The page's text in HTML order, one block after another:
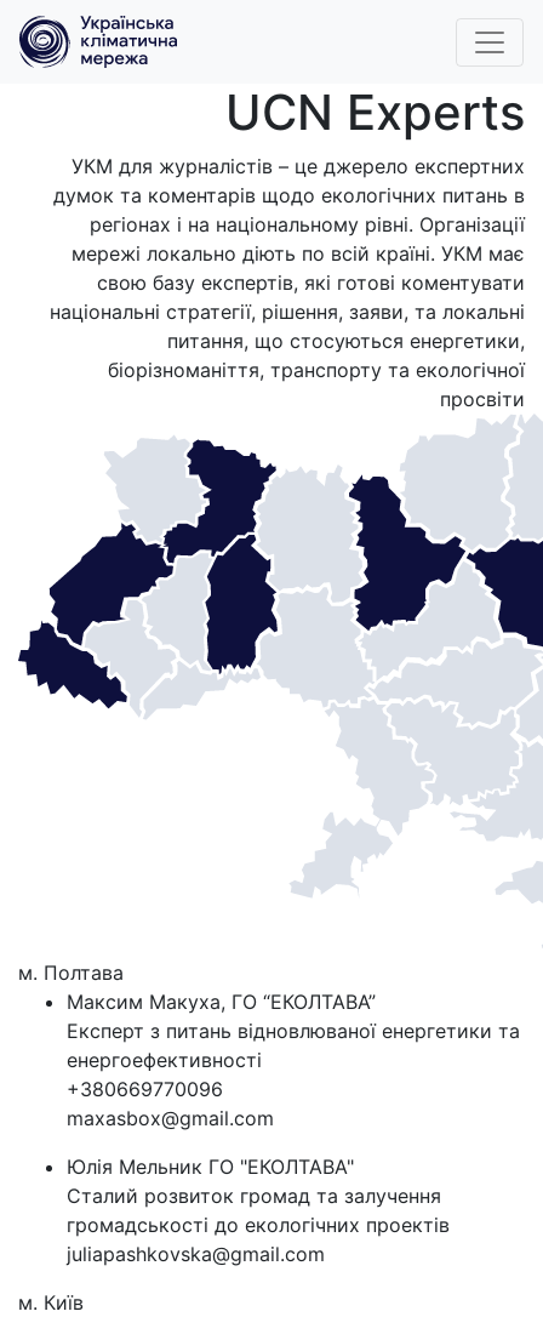
UCN Experts
УКМ для журналістів – це джерело експертних
думок та коментарів щодо екологічних питань в
регіонах і на національному рівні. Організації
мережі локально діють по всій країні. УКМ має
свою базу експертів, які готові коментувати
національні стратегії, рішення, заяви, та локальні
питання, що стосуються енергетики,
біорізноманіття, транспорту та екологічної
просвіти
м. Полтава
Максим Макуха, ГО “ЕКОЛТАВА”
Експерт з питань відновлюваної енергетики та
енергоефективності
+380669770096
maxasbox@gmail.com
Юлія Мельник ГО "ЕКОЛТАВА"
Сталий розвиток громад та залучення
громадськості до екологічних проектів
juliapashkovska@gmail.com
м. Київ